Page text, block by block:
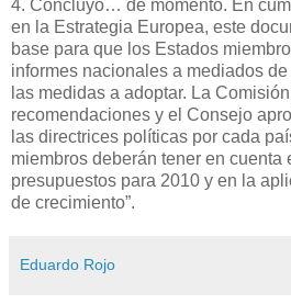
4. Concluyo… de momento. En
en la Estrategia Europea, este
base para que los Estados
informes nacionales a mediados
las medidas a adoptar. La
recomendaciones y el Consejo
las directrices políticas por cada
miembros deberán tener en cuenta
presupuestos para 2010 y en la
de crecimiento”.
Eduardo Rojo